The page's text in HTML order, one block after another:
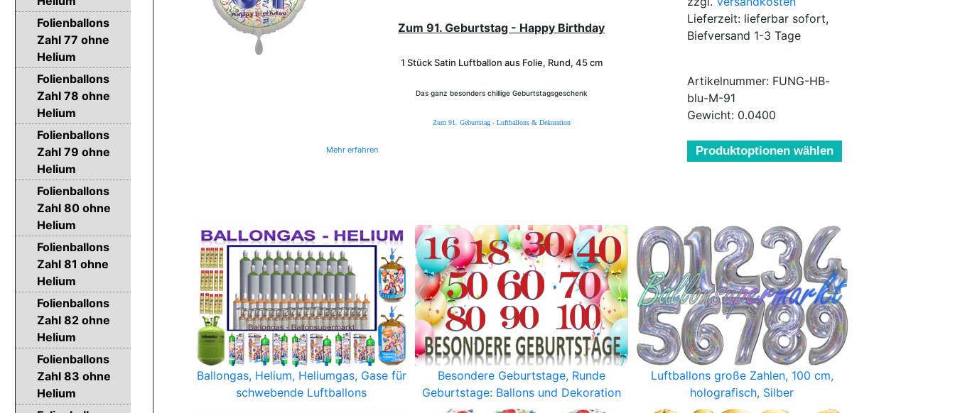
Zum 91. Geburtstag - Happy Birthday
1 Stück Satin Luftballon aus Folie, Rund, 45 cm
Das ganz besonders chillige Geburtstagsgeschenk
Zum 91. Geburtstag - Luftballons & Dekoration
Mehr erfahren
Lieferzeit: lieferbar sofort,
Biefversand 1-3 Tage
Artikelnummer: FUNG-HB-
blu-M-91
Gewicht: 0.0400
Produktoptionen wählen
Ballongas, Helium, Heliumgas, Gase für
schwebende Luftballons
Besondere Geburtstage, Runde
Geburtstage: Ballons und Dekoration
Luftballons große Zahlen, 100 cm,
holografisch, Silber
Folienballons
Zahl 77 ohne
Helium
Folienballons
Zahl 78 ohne
Helium
Folienballons
Zahl 79 ohne
Helium
Folienballons
Zahl 80 ohne
Helium
Folienballons
Zahl 81 ohne
Helium
Folienballons
Zahl 82 ohne
Helium
Folienballons
Zahl 83 ohne
Helium